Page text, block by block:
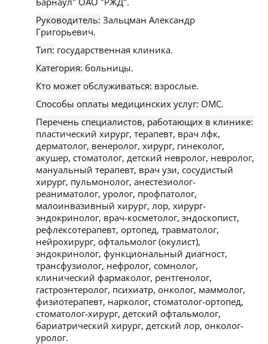
Руководитель: Зальцман Александр
Григорьевич.
Тип: государственная клиника.
Категория: больницы.
Кто может обслуживаться: взрослые.
Способы оплаты медицинских услуг: ОМС.
Перечень специалистов, работающих в клинике:
пластический хирург, терапевт, врач лфк,
дерматолог, венеролог, хирург, гинеколог,
акушер, стоматолог, детский невролог, невролог,
мануальный терапевт, врач узи, сосудистый
хирург, пульмонолог, анестезиолог-
реаниматолог, уролог, профпатолог,
малоинвазивный хирург, лор, хирург-
эндокринолог, врач-косметолог, эндоскопист,
рефлексотерапевт, ортопед, травматолог,
нейрохирург, офтальмолог (окулист),
эндокринолог, функциональный диагност,
трансфузиолог, нефролог, сомнолог,
клинический фармаколог, рентгенолог,
гастроэнтеролог, психиатр, онколог, маммолог,
физиотерапевт, нарколог, стоматолог-ортопед,
стоматолог-хирург, детский офтальмолог,
бариатрический хирург, детский лор, онколог-
уролог.